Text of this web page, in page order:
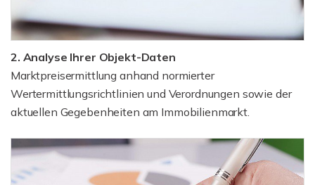
2. Analyse Ihrer Objekt-Daten
Marktpreisermittlung anhand normierter
Wertermittlungsrichtlinien und Verordnungen sowie der
aktuellen Gegebenheiten am Immobilienmarkt.